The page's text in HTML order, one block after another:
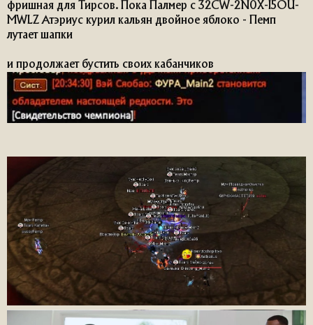
фришная для Тирсов. Пока Палмер с 32CW-2N0X-I5OU-
MWLZ Атэриус курил кальян двойное яблоко - Пемп
лутает шапки
и продолжает бустить своих кабанчиков